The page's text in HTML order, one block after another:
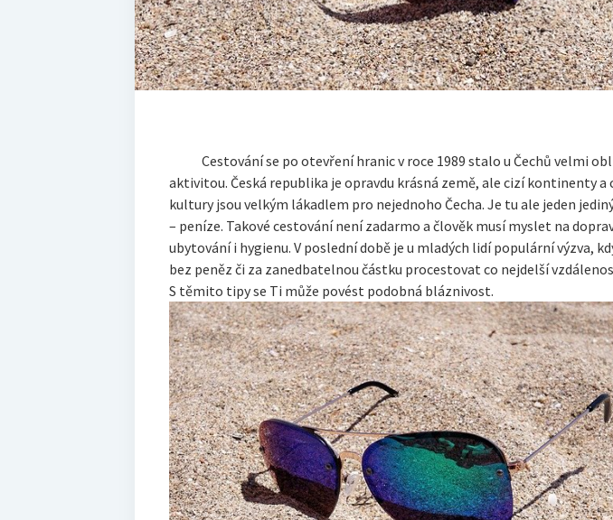
Cestování se po otevření hranic v roce 1989 stalo u Čechů velmi
aktivitou. Česká republika je opravdu krásná země, ale cizí kontinenty a
kultury jsou velkým lákadlem pro nejednoho Čecha. Je tu ale jeden
– peníze. Takové cestování není zadarmo a člověk musí myslet na
ubytování i hygienu. V poslední době je u mladých lidí populární výzva,
bez peněz či za zanedbatelnou částku procestovat co nejdelší
S těmito tipy se Ti může povést podobná bláznivost.